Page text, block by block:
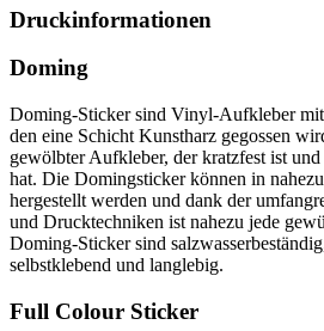
Druckinformationen
Doming
Doming-Sticker sind Vinyl-Aufkleber
den eine Schicht Kunstharz gegossen
gewölbter Aufkleber, der kratzfest ist
hat. Die Domingsticker können in
hergestellt werden und dank der
und Drucktechniken ist nahezu jede
Doming-Sticker sind
selbstklebend und langlebig.
Full Colour Sticker